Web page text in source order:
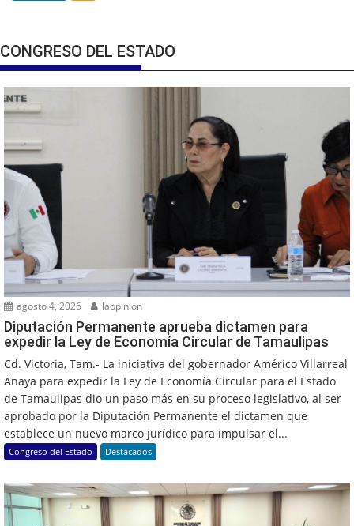
CONGRESO DEL ESTADO
agosto 4, 2026 laopinion
Diputación Permanente aprueba dictamen para
expedir la Ley de Economía Circular de Tamaulipas
Cd. Victoria, Tam.- La iniciativa del gobernador Américo Villarreal
Anaya para expedir la Ley de Economía Circular para el Estado
de Tamaulipas dio un paso más en su proceso legislativo, al ser
aprobado por la Diputación Permanente el dictamen que
establece un nuevo marco jurídico para impulsar el...
Congreso del Estado Destacados